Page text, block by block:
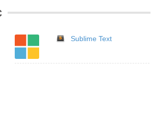
Sublime Text